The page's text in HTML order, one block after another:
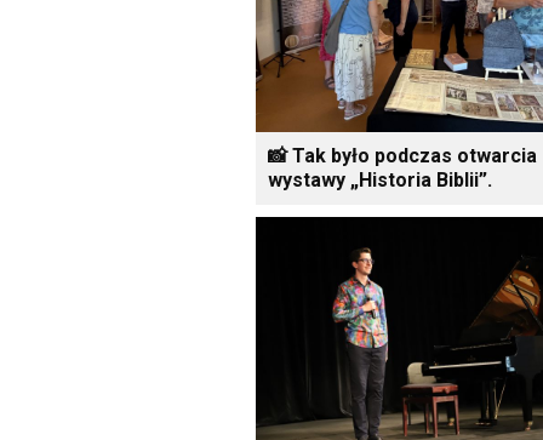
📸 Tak było podczas otwarcia
wystawy „Historia Biblii”.